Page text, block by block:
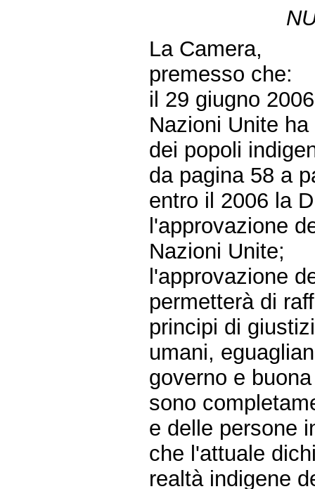
La Camera,
premesso che:
il 29 giugno
Nazioni Unite
dei popoli
da pagina 58 a
entro il 2006 la
l'approvazione
Nazioni Unite;
l'approvazione
permetterà di
principi di
umani,
governo e
sono
e delle persone
che l'attuale
realtà indigene